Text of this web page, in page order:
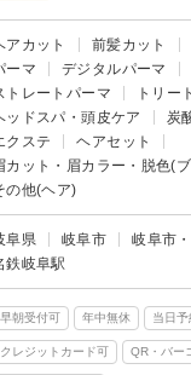
アカット 前髪カット
ーマ
デジタルパーマ
トレートパーマ
トリー
ッドスパ・頭皮ケア
炭
クステ
ヘアセット
カット・眉カラー・脱色(
の他(ヘア)
阜県 岐阜市
岐阜市
鉄岐阜駅
早朝受付可 年中無休 当日予
クレジットカード可 QR・バー